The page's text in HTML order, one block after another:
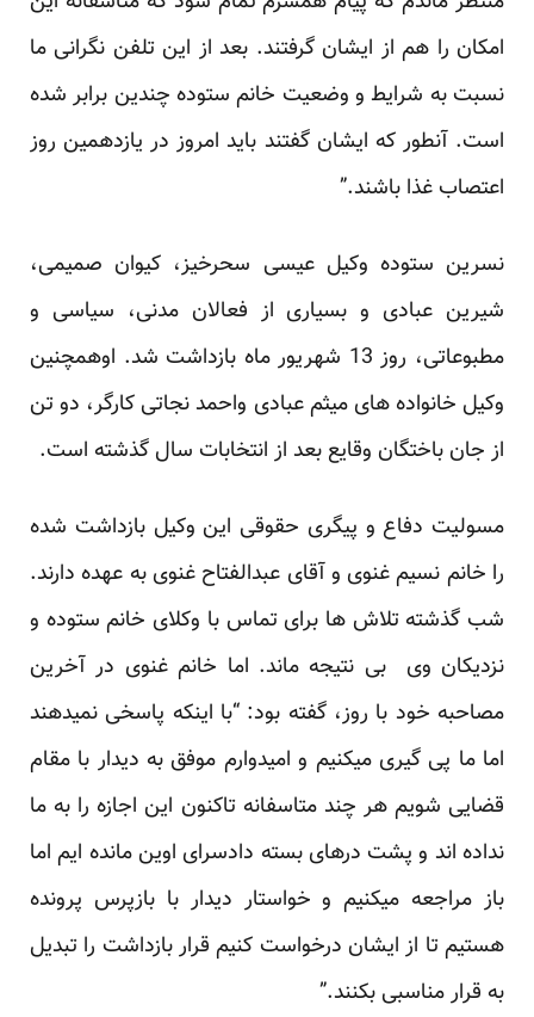
امکان را هم از ایشان گرفتند. بعد از این تلفن نگرانی ما
نسبت به شرایط و وضعیت خانم ستوده چندین برابر شده
است. آنطور که ایشان گفتند باید امروز در یازدهمین روز
اعتصاب غذا باشند.”
نسرین ستوده وکیل عیسی سحرخیز، کیوان صمیمی،
شیرین عبادی و بسیاری از فعالان مدنی، سیاسی و
مطبوعاتی، روز 13 شهریور ماه بازداشت شد. اوهمچنین
وکیل خانواده های میثم عبادی واحمد نجاتی کارگر، دو تن
از جان باختگان وقایع بعد از انتخابات سال گذشته است.
مسولیت دفاع و پیگری حقوقی این وکیل بازداشت شده
را خانم نسیم غنوی و آقای عبدالفتاح غنوی به عهده دارند.
شب گذشته تلاش ها برای تماس با وکلای خانم ستوده و
نزدیکان وی بی نتیجه ماند. اما خانم غنوی در آخرین
مصاحبه خود با روز، گفته بود: “با اینکه پاسخی نمیدهند
اما ما پی گیری میکنیم و امیدوارم موفق به دیدار با مقام
قضایی شویم هر چند متاسفانه تاکنون این اجازه را به ما
نداده اند و پشت درهای بسته دادسرای اوین مانده ایم اما
باز مراجعه میکنیم و خواستار دیدار با بازپرس پرونده
هستیم تا از ایشان درخواست کنیم قرار بازداشت را تبدیل
به قرار مناسبی بکنند.”